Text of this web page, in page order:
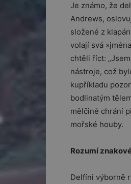
Je známo, že
Andrews,
složené z
volají svá
chtěli říct:
nástroje, což
kupříkladu
bodlinatým
mělčině chrání
mořské houby.
Rozumí
Delfíni výborně